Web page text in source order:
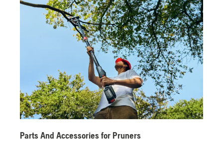
Parts And Accessories for Pruners